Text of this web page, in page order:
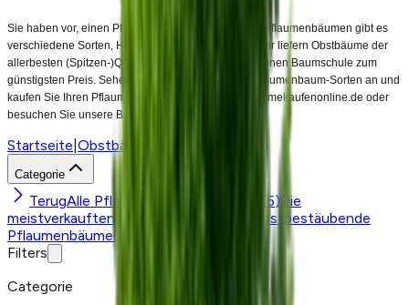
Sie haben vor, einen Pflaumenbaum zu kaufen. Bei Pflaumenbäumen gibt es
verschiedene Sorten, Höhen und Stammumfänge. Wir liefern Obstbäume der
allerbesten (Spitzen-)Qualität direkt von unserer eigenen Baumschule zum
günstigsten Preis. Sehen Sie sich hier unten alle Pflaumenbaum-Sorten an und
kaufen Sie Ihren Pflaumenbaum online bei www.baumekaufenonline.de oder
besuchen Sie unsere Baumschule.
Startseite Obstbäume
Categorie
TerugAlle Pflaumenbäume anzeigen (5) Die
meistverkauften Pflaumenbäume
Selbstbestäubende
Pflaumenbäume(
Filters
Categorie